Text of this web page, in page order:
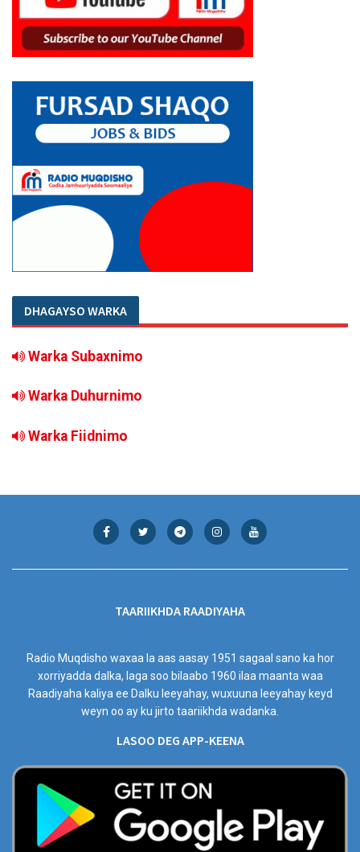
DHAGAYSO WARKA
Warka Subaxnimo
Warka Duhurnimo
Warka Fiidnimo
TAARIIKHDA RAADIYAHA
Radio Muqdisho waxaa la aas aasay 1951 sagaal sano ka hor
xorriyadda dalka, laga soo bilaabo 1960 ilaa maanta waa
Raadiyaha kaliya ee Dalku leeyahay, wuxuuna leeyahay keyd
weyn oo ay ku jirto taariikhda wadanka.
LASOO DEG APP-KEENA